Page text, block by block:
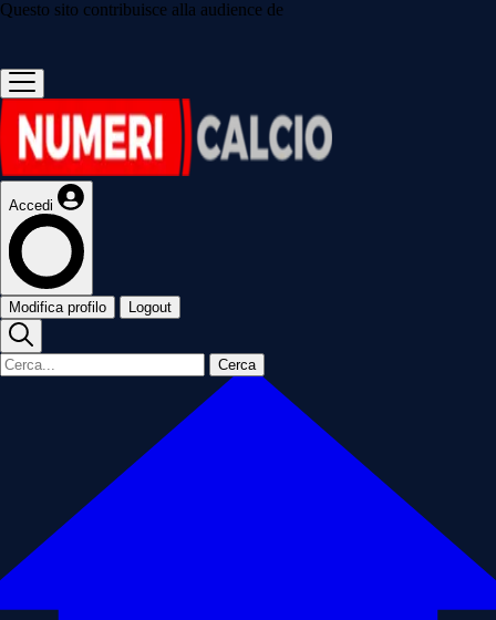
Questo sito contribuisce alla audience de
Accedi
Modifica profilo Logout
Cerca